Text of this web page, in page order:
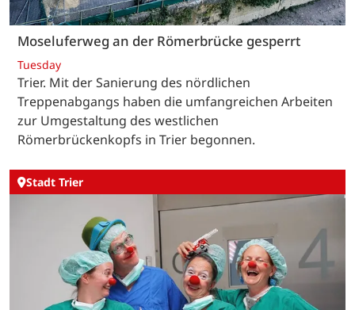
Moseluferweg an der Römerbrücke gesperrt
Tuesday
Trier. Mit der Sanierung des nördlichen
Treppenabgangs haben die umfangreichen Arbeiten
zur Umgestaltung des westlichen
Römerbrückenkopfs in Trier begonnen.
Stadt Trier